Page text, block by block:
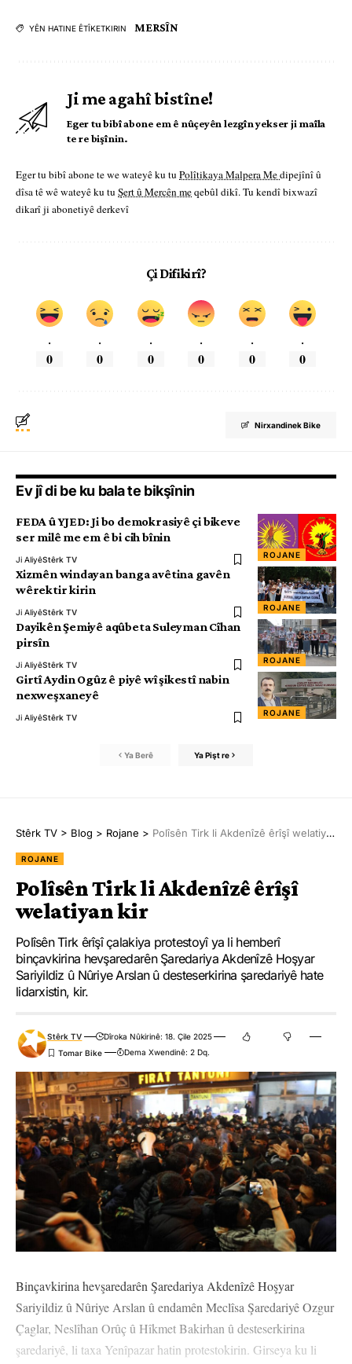
YÊN HATINE ÊTÎKETKIRIN MERSÎN
Ji me agahî bistîne!
Eger tu bibî abone em ê nûçeyên lezgîn yekser ji maîla
te re bişînin.
Eger tu bibî abone te we wateyê ku tu Polîtikaya Malpera Medipejînî û
dîsa tê wê wateyê ku tu Şert û Mercên meqebûl dikî. Tu kendî bixwazî
dikarî ji abonetiyê derkevî
Çi Difikirî?
.
0
.
0
.
0
.
0
.
0
.
0
Nirxandinek Bike
Ev jî di be ku bala te bikşînin
ROJANE
FEDA û YJED: Ji bo demokrasiyê çi bikeve
ser milê me em ê bi cih bînin
Ji AliyêStêrk TV
ROJANE
Xizmên windayan banga avêtina gavên
wêrektir kirin
Ji AliyêStêrk TV
ROJANE
Dayikên Şemiyê aqûbeta Suleyman Cîhan
pirsîn
Ji AliyêStêrk TV
ROJANE
Girtî Aydin Ogûz ê piyê wî şikestî nabin
nexweşxaneyê
Ji AliyêStêrk TV
Ya Berê Ya Pişt re
Stêrk TV > Blog > Rojane > Polîsên Tirk li Akdenîzê êrîşî welatiyan kir
ROJANE
Polîsên Tirk li Akdenîzê êrîşî
welatiyan kir
Polîsên Tirk êrîşî çalakiya protestoyî ya li hemberî
binçavkirina hevşaredarên Şaredariya Akdenîzê Hoşyar
Sariyildiz û Nûriye Arslan û desteserkirina şaredariyê hate
lidarxistin, kir.
Stêrk TV
Dîroka Nûkirinê: 18. Çile 2025
Dema Xwendinê: 2 Dq.
Binçavkirina hevşaredarên Şaredariya Akdenîzê Hoşyar
Sariyildiz û Nûriye Arslan û endamên Meclîsa Şaredariyê Ozgur
Çaglar, Neslîhan Orûç û Hîkmet Bakirhan û desteserkirina
şaredariyê, li taxa Yenîpazar hatin protestokirin. Girseya ku li